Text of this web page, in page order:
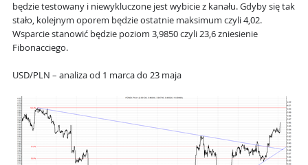
będzie testowany i niewykluczone jest wybicie z kanału. Gdyby się tak
stało, kolejnym oporem będzie ostatnie maksimum czyli 4,02.
Wsparcie stanowić będzie poziom 3,9850 czyli 23,6 zniesienie
Fibonacciego.
USD/PLN – analiza od 1 marca do 23 maja